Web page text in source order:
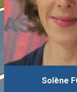
Solène